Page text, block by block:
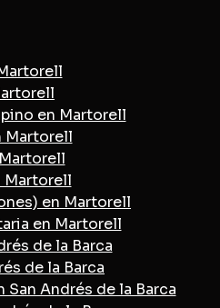
en Martorell
Martorell
Martorell
en Martorell
en Martorell
de la Barca
de la Barca
Andrés de la Barca